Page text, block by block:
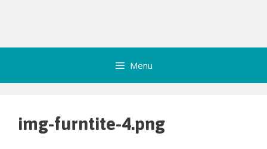
Menu
img-furntite-4.png